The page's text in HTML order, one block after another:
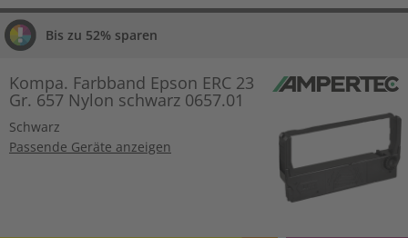
Bis zu 52% sparen
Kompa. Farbband Epson ERC 23
Gr. 657 Nylon schwarz 0657.01
Schwarz
Passende Geräte anzeigen